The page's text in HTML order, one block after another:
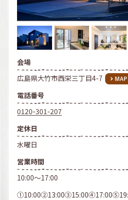
会場
広島県大竹市西栄三丁目4-7
電話番号
0120-301-207
定休日
水曜日
営業時間
10:00～17:00